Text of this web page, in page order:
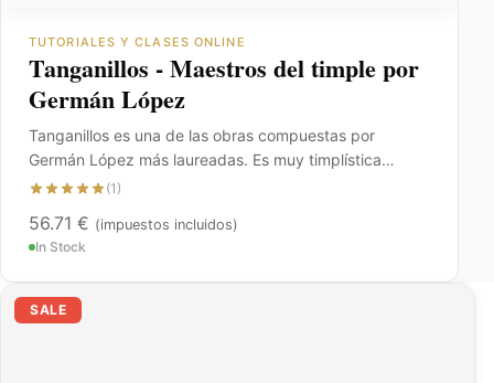
TUTORIALES Y CLASES ONLINE
Tanganillos - Maestros del timple por
Germán López
Tanganillos es una de las obras compuestas por
Germán López más laureadas. Es muy timplística…
(1)
56.71 € (impuestos incluidos)
In Stock
SALE